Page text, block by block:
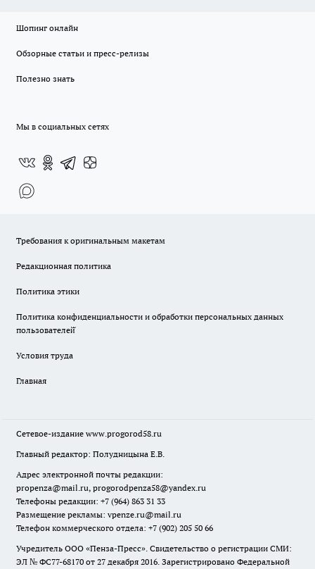
Шопинг онлайн
Обзорные статьи и пресс-релизы
Полезно знать
Мы в социальных сетях
Требования к оригинальным макетам
Редакционная политика
Политика этики
Политика конфиденциальности и обработки персональных данных
пользователей̆
Условия труда
Главная
Сетевое-издание www.progorod58.ru
Главный редактор: Полудницына Е.В.
Адрес электронной почты редакции:
propenza@mail.ru, progorodpenza58@yandex.ru
Телефоны редакции: +7 (964) 863 31 33
Размещение рекламы: vpenze.ru@mail.ru
Телефон коммерческого отдела: +7 (902) 205 50 66
Учредитель ООО «Пенза-Пресс». Свидетельство о регистрации СМИ:
ЭЛ № ФС77-68170 от 27 декабря 2016. Зарегистрировано Федеральной